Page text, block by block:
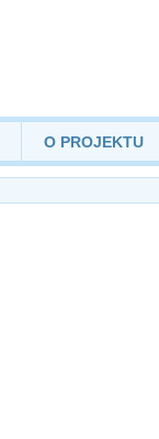
O PROJEKTU